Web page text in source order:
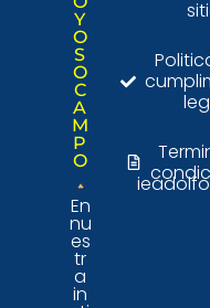
Y
O
S
O
C
A
M
P
O
En
nu
es
tr
a
in